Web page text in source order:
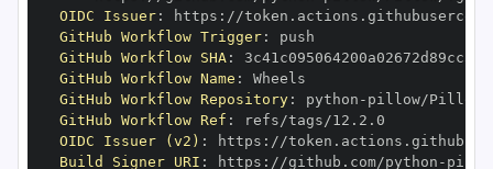
OIDC Issuer: https :
GitHub Workflow Trigger:
GitHub Workflow SHA:
GitHub Workflow Name :
GitHub Workflow Repository: python -
GitHub Workflow Ref :
OIDC Issuer (v2) : https :
Build Signer URI : https : //github.com/python -